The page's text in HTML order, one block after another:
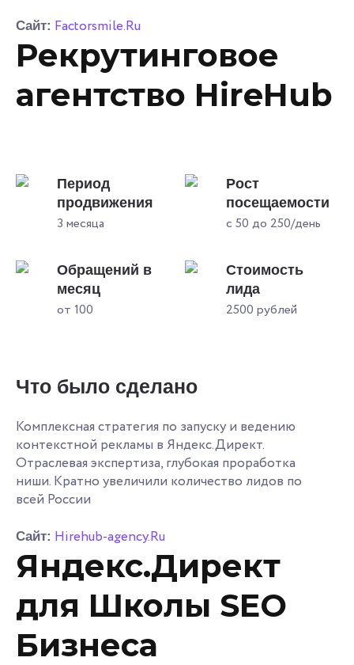
Сайт: Factorsmile.Ru
Рекрутинговое
агентство HireHub
Период
продвижения
3 месяца
Рост
посещаемости
с 50 до 250/день
Обращений в
месяц
от 100
Стоимость
лида
2500 рублей
Что было сделано
Комплексная стратегия по запуску и ведению
контекстной рекламы в Яндекс.Директ.
Отраслевая экспертиза, глубокая проработка
ниши. Кратно увеличили количество лидов по
всей России
Сайт: Hirehub-agency.Ru
Яндекс.Директ
для Школы SEO
Бизнеса